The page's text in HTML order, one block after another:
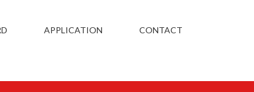
APPLICATION CONTACT